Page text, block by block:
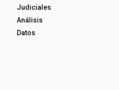
Judiciales
Análisis
Datos